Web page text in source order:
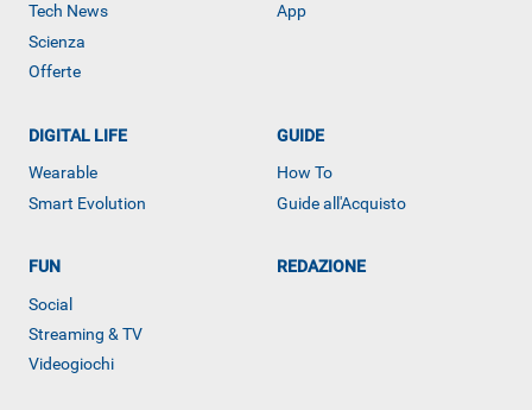
ALTRO
Tech News
Scienza
Offerte
App
DIGITAL LIFE
Wearable
Smart Evolution
GUIDE
How To
Guide all'Acquisto
FUN
Social
Streaming & TV
Videogiochi
REDAZIONE